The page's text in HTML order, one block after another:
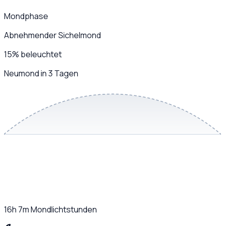
Mondphase
Abnehmender Sichelmond
15% beleuchtet
Neumond in 3 Tagen
16h 7mMondlichtstunden